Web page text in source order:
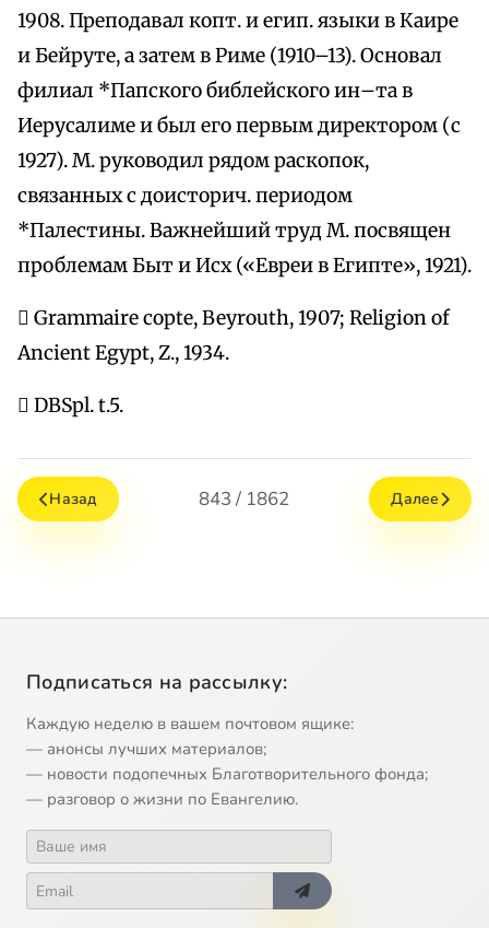
1908. Преподавал копт. и егип. языки в Каире
и Бейруте, а затем в Риме (1910–13). Основал
филиал *Папского библейского ин–та в
Иерусалиме и был его первым директором (с
1927). М. руководил рядом раскопок,
связанных с доисторич. периодом
*Палестины. Важнейший труд М. посвящен
проблемам Быт и Исх («Евреи в Египте», 1921).
 Grammaire copte, Beyrouth, 1907; Religion of
Ancient Egypt, Z., 1934.
 DBSpl. t.5.
Назад 843 / 1862 Далее
Подписаться на рассылку:
Каждую неделю в вашем почтовом ящике:
— анонсы лучших материалов;
— новости подопечных Благотворительного фонда;
— разговор о жизни по Евангелию.